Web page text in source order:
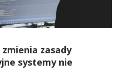
zasady
systemy nie